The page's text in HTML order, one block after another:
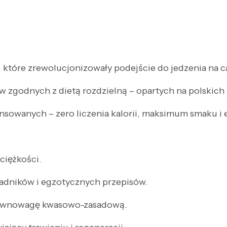
zrewolucjonizowały podejście do jedzenia na
zgodnych z dietą rozdzielną – opartych na
– zero liczenia kalorii, maksimum smaku i
i egzotycznych przepisów.
kwasowo-zasadową.